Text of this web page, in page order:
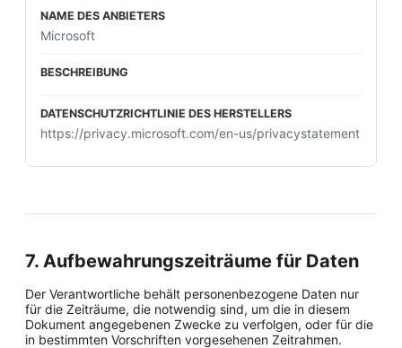
Microsoft
https://privacy.microsoft.com/en-us/privacystatement
7. Aufbewahrungszeiträume für Daten
Der Verantwortliche behält personenbezogene Daten nur
für die Zeiträume, die notwendig sind, um die in diesem
Dokument angegebenen Zwecke zu verfolgen, oder für die
in bestimmten Vorschriften vorgesehenen Zeitrahmen.